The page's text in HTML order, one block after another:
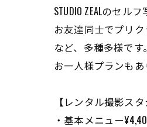
STUDIO ZEALのセ
お友達同士でプリ
など、多種多様です。
お一人様プランもあ
【レンタル撮影ス
・基本メニュー